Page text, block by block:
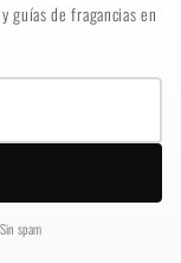
guías de fragancias en
Sin spam